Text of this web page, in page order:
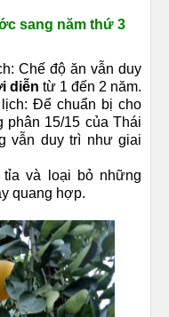
sang năm thứ 3
Chế độ ăn vẫn duy
diễn từ 1 đến 2 năm.
Để chuẩn bị cho
phân 15/15 của Thái
vẫn duy trì như giai
và loại bỏ những
quang hợp.